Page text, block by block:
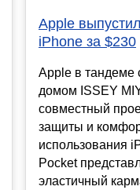
Apple
iPhone за $230
Apple в тандеме
домом ISSEY
совместный
защиты и
использования
Pocket
эластичный